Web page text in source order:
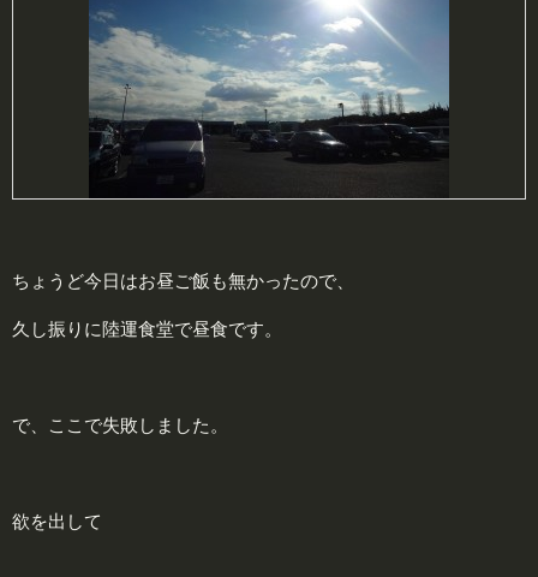
ちょうど今日はお昼ご飯も無かったので、
久し振りに陸運食堂で昼食です。
で、ここで失敗しました。
欲を出して